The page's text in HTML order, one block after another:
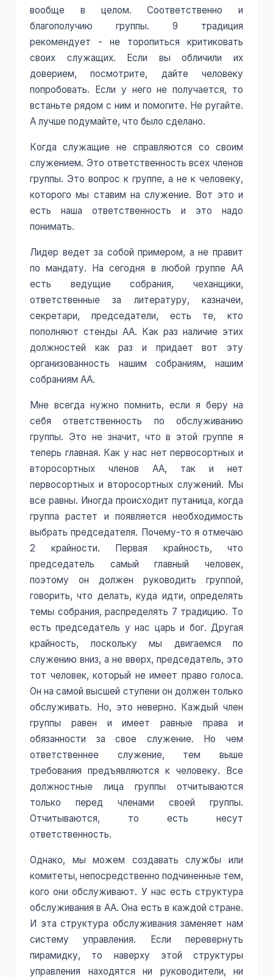
вообще в целом. Соответственно и
благополучию группы. 9 традиция
рекомендует - не торопиться критиковать
своих служащих. Если вы обличили их
доверием, посмотрите, дайте человеку
попробовать. Если у него не получается, то
встаньте рядом с ним и помогите. Не ругайте.
А лучше подумайте, что было сделано.
Когда служащие не справляются со своим
служением. Это ответственность всех членов
группы. Это вопрос к группе, а не к человеку,
которого мы ставим на служение. Вот это и
есть наша ответственность и это надо
понимать.
Лидер ведет за собой примером, а не правит
по мандату. На сегодня в любой группе АА
есть ведущие собрания, чеханщики,
ответственные за литературу, казначеи,
секретари, председатели, есть те, кто
пополняют стенды АА. Как раз наличие этих
должностей как раз и придает вот эту
организованность нашим собраниям, нашим
собраниям АА.
Мне всегда нужно помнить, если я беру на
себя ответственность по обслуживанию
группы. Это не значит, что в этой группе я
теперь главная. Как у нас нет первосортных и
второсортных членов АА, так и нет
первосортных и второсортных служений. Мы
все равны. Иногда происходит путаница, когда
группа растет и появляется необходимость
выбрать председателя. Почему-то я отмечаю
2 крайности. Первая крайность, что
председатель самый главный человек,
поэтому он должен руководить группой,
говорить, что делать, куда идти, определять
темы собрания, распределять 7 традицию. То
есть председатель у нас царь и бог. Другая
крайность, поскольку мы двигаемся по
служению вниз, а не вверх, председатель, это
тот человек, который не имеет право голоса.
Он на самой высшей ступени он должен только
обслуживать. Но, это неверно. Каждый член
группы равен и имеет равные права и
обязанности за свое служение. Но чем
ответственнее служение, тем выше
требования предъявляются к человеку. Все
должностные лица группы отчитываются
только перед членами своей группы.
Отчитываются, то есть несут
ответственность.
Однако, мы можем создавать службы или
комитеты, непосредственно подчиненные тем,
кого они обслуживают. У нас есть структура
обслуживания в АА. Она есть в каждой стране.
И эта структура обслуживания заменяет нам
систему управления. Если перевернуть
пирамидку, то наверху этой структуры
управления находятся ни руководители, ни